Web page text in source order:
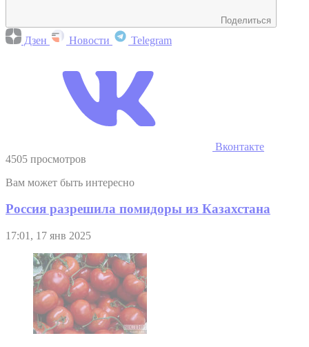
Поделиться
Дзен Новости Telegram
Вконтакте
4505 просмотров
Вам может быть интересно
Россия разрешила помидоры из Казахстана
17:01, 17 янв 2025